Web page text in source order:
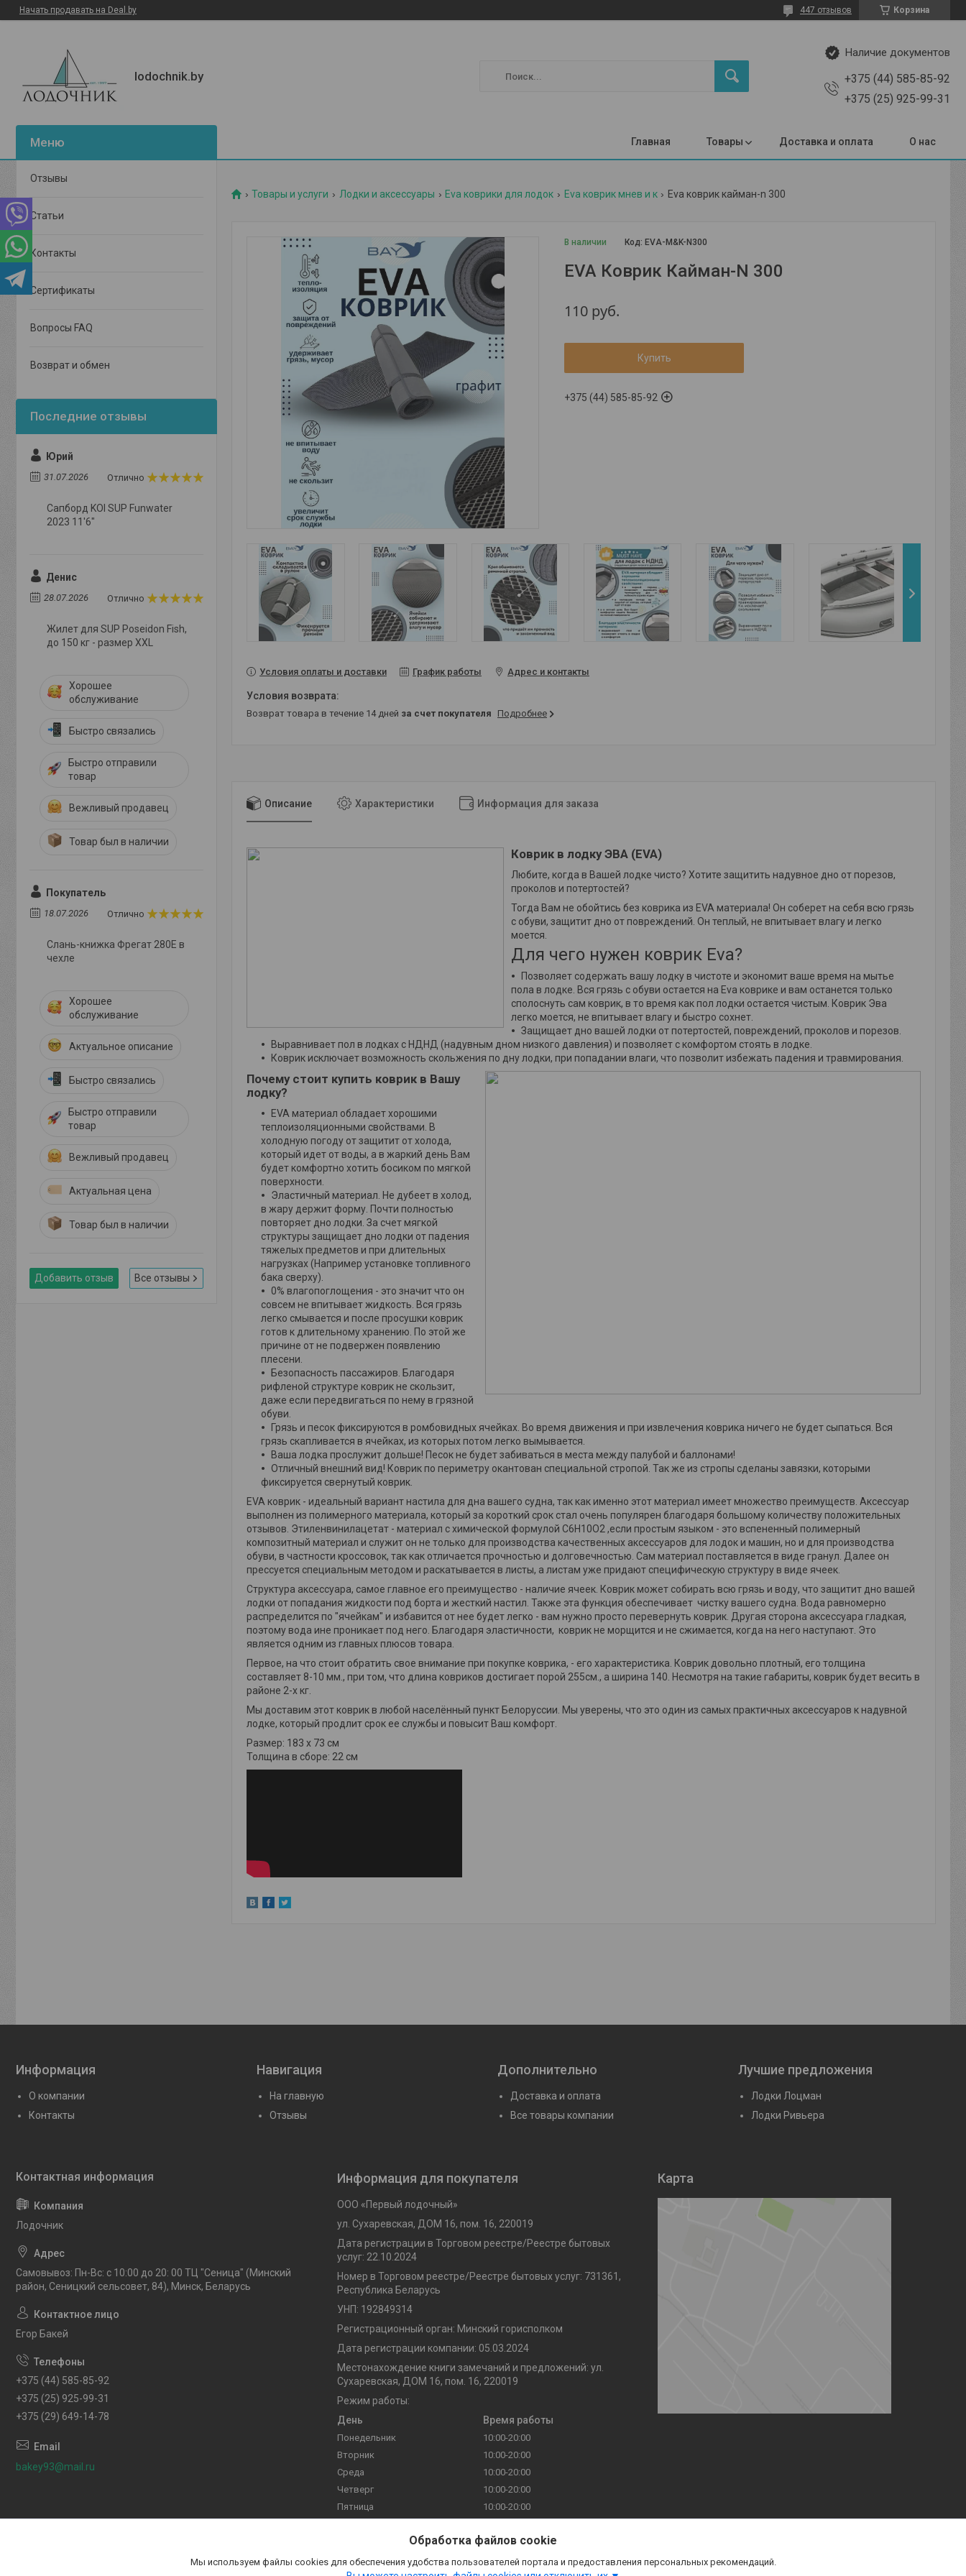
Начать продавать на Deal.by Корзина
447 отзывов
lodochnik.by
Наличие документов
+375 (44) 585-85-92
+375 (25) 925-99-31
Главная Товары Доставка и оплата О нас
Товары и услуги Лодки и аксессуары Eva коврики для лодок Eva коврик мнев и к Eva коврик кайман-n 300
В наличии Код: EVA-M&K-N300
EVA Коврик Кайман-N 300
110 руб.
Купить
+375 (44) 585-85-92
Условия оплаты и доставки График работы Адрес и контакты
возврат товара в течение 14 дней за счет покупателя Подробнее
Описание Характеристики Информация для заказа
Коврик в лодку ЭВА (EVA)
Любите, когда в Вашей лодке чисто? Хотите защитить надувное дно от порезов,
проколов и потертостей?
Тогда Вам не обойтись без коврика из EVA материала! Он соберет на себя всю грязь
с обуви, защитит дно от повреждений. Он теплый, не впитывает влагу и легко
моется.
Для чего нужен коврик Eva?
Позволяет содержать вашу лодку в чистоте и экономит ваше время на мытье
пола в лодке. Вся грязь с обуви остается на Eva коврике и вам останется только
сполоснуть сам коврик, в то время как пол лодки остается чистым. Коврик Эва
легко моется, не впитывает влагу и быстро сохнет.
Защищает дно вашей лодки от потертостей, повреждений, проколов и порезов.
Выравнивает пол в лодках с НДНД (надувным дном низкого давления) и позволяет с комфортом стоять в лодке.
Коврик исключает возможность скольжения по дну лодки, при попадании влаги, что позволит избежать падения и травмирования.
Почему стоит купить коврик в Вашу
лодку?
EVA материал обладает хорошими
теплоизоляционными свойствами. В
холодную погоду от защитит от холода,
который идет от воды, а в жаркий день Вам
будет комфортно хотить босиком по мягкой
поверхности.
Эластичный материал. Не дубеет в холод,
в жару держит форму. Почти полностью
повторяет дно лодки. За счет мягкой
структуры защищает дно лодки от падения
тяжелых предметов и при длительных
нагрузках (Например установке топливного
бака сверху).
0% влагопоглощения - это значит что он
совсем не впитывает жидкость. Вся грязь
легко смывается и после просушки коврик
готов к длительному хранению. По этой же
причине от не подвержен появлению
плесени.
Безопасность пассажиров. Благодаря
рифленой структуре коврик не скользит,
даже если передвигаться по нему в грязной
обуви.
Грязь и песок фиксируются в ромбовидных ячейках. Во время движения и при извлечения коврика ничего не будет сыпаться. Вся
грязь скапливается в ячейках, из которых потом легко вымывается.
Ваша лодка прослужит дольше! Песок не будет забиваться в места между палубой и баллонами!
Отличный внешний вид! Коврик по периметру окантован специальной стропой. Так же из стропы сделаны завязки, которыми
фиксируется свернутый коврик.
EVA коврик - идеальный вариант настила для дна вашего судна, так как именно этот материал имеет множество преимуществ. Аксессуар
выполнен из полимерного материала, который за короткий срок стал очень популярен благодаря большому количеству положительных
отзывов. Этиленвинилацетат - материал с химической формулой C6H10O2 ,если простым языком - это вспененный полимерный
композитный материал и служит он не только для производства качественных аксессуаров для лодок и машин, но и для производства
обуви, в частности кроссовок, так как отличается прочностью и долговечностью. Сам материал поставляется в виде гранул. Далее он
прессуется специальным методом и раскатывается в листы, а листам уже придают специфическую структуру в виде ячеек.
Структура аксессуара, самое главное его преимущество - наличие ячеек. Коврик может собирать всю грязь и воду, что защитит дно вашей
лодки от попадания жидкости под борта и жесткий настил. Также эта функция обеспечивает чистку вашего судна. Вода равномерно
распределится по "ячейкам" и избавится от нее будет легко - вам нужно просто перевернуть коврик. Другая сторона аксессуара гладкая,
поэтому вода ине проникает под него. Благодаря эластичности, коврик не морщится и не сжимается, когда на него наступают. Это
является одним из главных плюсов товара.
Первое, на что стоит обратить свое внимание при покупке коврика, - его характеристика. Коврик довольно плотный, его толщина
составляет 8-10 мм., при том, что длина ковриков достигает порой 255см., а ширина 140. Несмотря на такие габариты, коврик будет весить в
районе 2-х кг.
Мы доставим этот коврик в любой населённый пункт Белоруссии. Мы уверены, что это один из самых практичных аксессуаров к надувной
лодке, который продлит срок ее службы и повысит Ваш комфорт.
Размер: 183 х 73 см
Толщина в сборе: 22 см
Отзывы
Статьи
Контакты
Сертификаты
Вопросы FAQ
Возврат и обмен
Юрий
31.07.2026 Отлично
Сапборд KOI SUP Funwater
2023 11'6"
Денис
28.07.2026 Отлично
Жилет для SUP Poseidon Fish,
до 150 кг - размер XXL
Хорошее
обслуживание
Быстро связались
Быстро отправили
товар
Вежливый продавец
Товар был в наличии
Покупатель
18.07.2026 Отлично
Слань-книжка Фрегат 280E в
чехле
Хорошее
обслуживание
Актуальное описание
Быстро связались
Быстро отправили
товар
Вежливый продавец
Актуальная цена
Товар был в наличии
Добавить отзыв Все отзывы
Информация
О компании
Контакты
Навигация
На главную
Отзывы
Дополнительно
Доставка и оплата
Все товары компании
Лучшие предложения
Лодки Лоцман
Лодки Ривьера
Лодочник
Самовывоз: Пн-Вс: с 10:00 до 20: 00 ТЦ "Сеница" (Минский
район, Сеницкий сельсовет, 84), Минск, Беларусь
Егор Бакей
+375 (44) 585-85-92
+375 (25) 925-99-31
+375 (29) 649-14-78
bakey93@mail.ru
Информация для покупателя
ООО «Первый лодочный»
ул. Сухаревская, ДОМ 16, пом. 16, 220019
Дата регистрации в Торговом реестре/Реестре бытовых
услуг: 22.10.2024
Номер в Торговом реестре/Реестре бытовых услуг: 731361,
Республика Беларусь
УНП: 192849314
Регистрационный орган: Минский горисполком
Дата регистрации компании: 05.03.2024
Местонахождение книги замечаний и предложений: ул.
Сухаревская, ДОМ 16, пом. 16, 220019
Режим работы:
День
Время работы
Понедельник
10:00-20:00
Вторник
10:00-20:00
Среда
10:00-20:00
Четверг
10:00-20:00
Пятница
10:00-20:00
10:00-20:00
Карта
Обработка файлов cookie
Мы используем файлы cookies для обеспечения удобства пользователей портала и предоставления персональных рекомендаций.